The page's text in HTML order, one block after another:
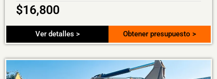
$16,800
Ver detalles > Obtener presupuesto >